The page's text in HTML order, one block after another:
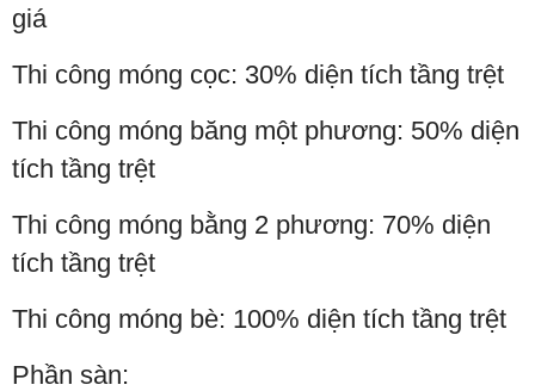
giá
Thi công móng cọc: 30% diện tích tầng trệt
Thi công móng băng một phương: 50% diện
tích tầng trệt
Thi công móng bằng 2 phương: 70% diện
tích tầng trệt
Thi công móng bè: 100% diện tích tầng trệt
Phần sàn: